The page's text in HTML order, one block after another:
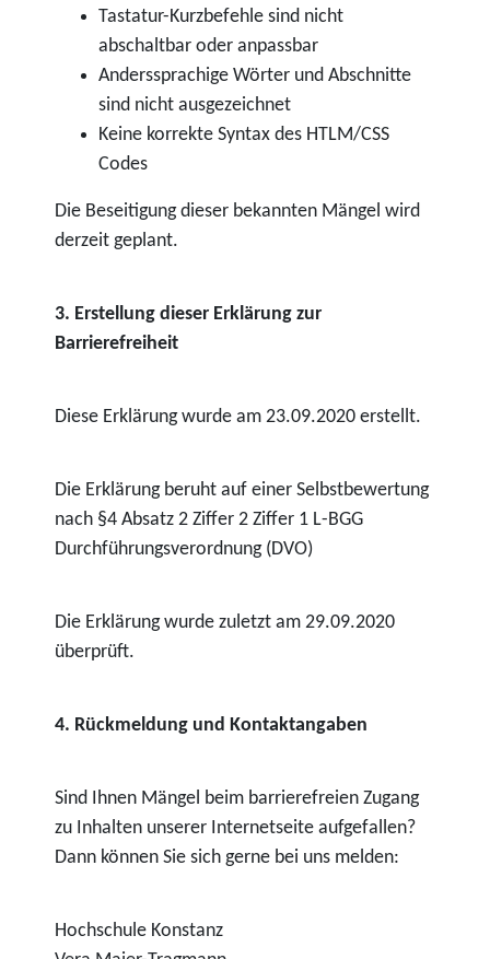
Tastatur-Kurzbefehle sind nicht
abschaltbar oder anpassbar
Anderssprachige Wörter und Abschnitte
sind nicht ausgezeichnet
Keine korrekte Syntax des HTLM/CSS
Codes
Die Beseitigung dieser bekannten Mängel wird
derzeit geplant.
3. Erstellung dieser Erklärung zur
Barrierefreiheit
Diese Erklärung wurde am 23.09.2020 erstellt.
Die Erklärung beruht auf einer Selbstbewertung
nach §4 Absatz 2 Ziffer 2 Ziffer 1 L-BGG
Durchführungsverordnung (DVO)
Die Erklärung wurde zuletzt am 29.09.2020
überprüft.
4. Rückmeldung und Kontaktangaben
Sind Ihnen Mängel beim barrierefreien Zugang
zu Inhalten unserer Internetseite aufgefallen?
Dann können Sie sich gerne bei uns melden:
Hochschule Konstanz